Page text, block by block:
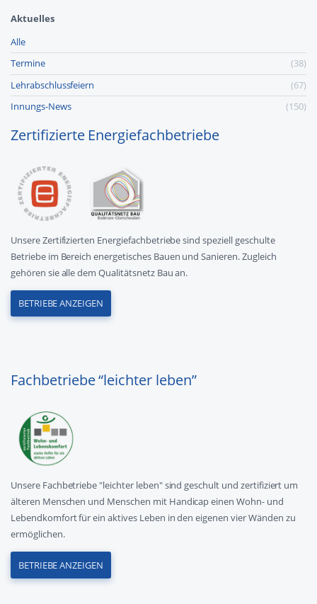
Aktuelles
Alle
Termine
(38)
Lehr­abschluss­feiern
(67)
Innungs-News
(150)
Zertifizierte Energiefachbetriebe
Unsere Zertifizierten Energiefachbetriebe sind speziell geschulte
Betriebe im Bereich energetisches Bauen und Sanieren. Zugleich
gehören sie alle dem Qualitätsnetz Bau an.
BETRIEBE ANZEIGEN
Fachbetriebe “leichter leben”
Unsere Fachbetriebe "leichter leben" sind geschult und zertifiziert um
älteren Menschen und Menschen mit Handicap einen Wohn- und
Lebendkomfort für ein aktives Leben in den eigenen vier Wänden zu
ermöglichen.
BETRIEBE ANZEIGEN